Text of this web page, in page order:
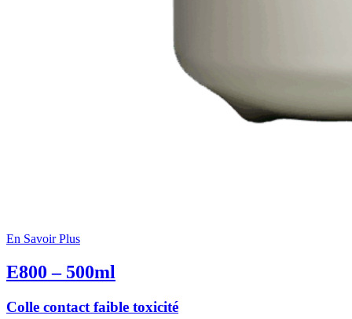
En Savoir Plus
E800 – 500ml
Colle contact faible toxicité